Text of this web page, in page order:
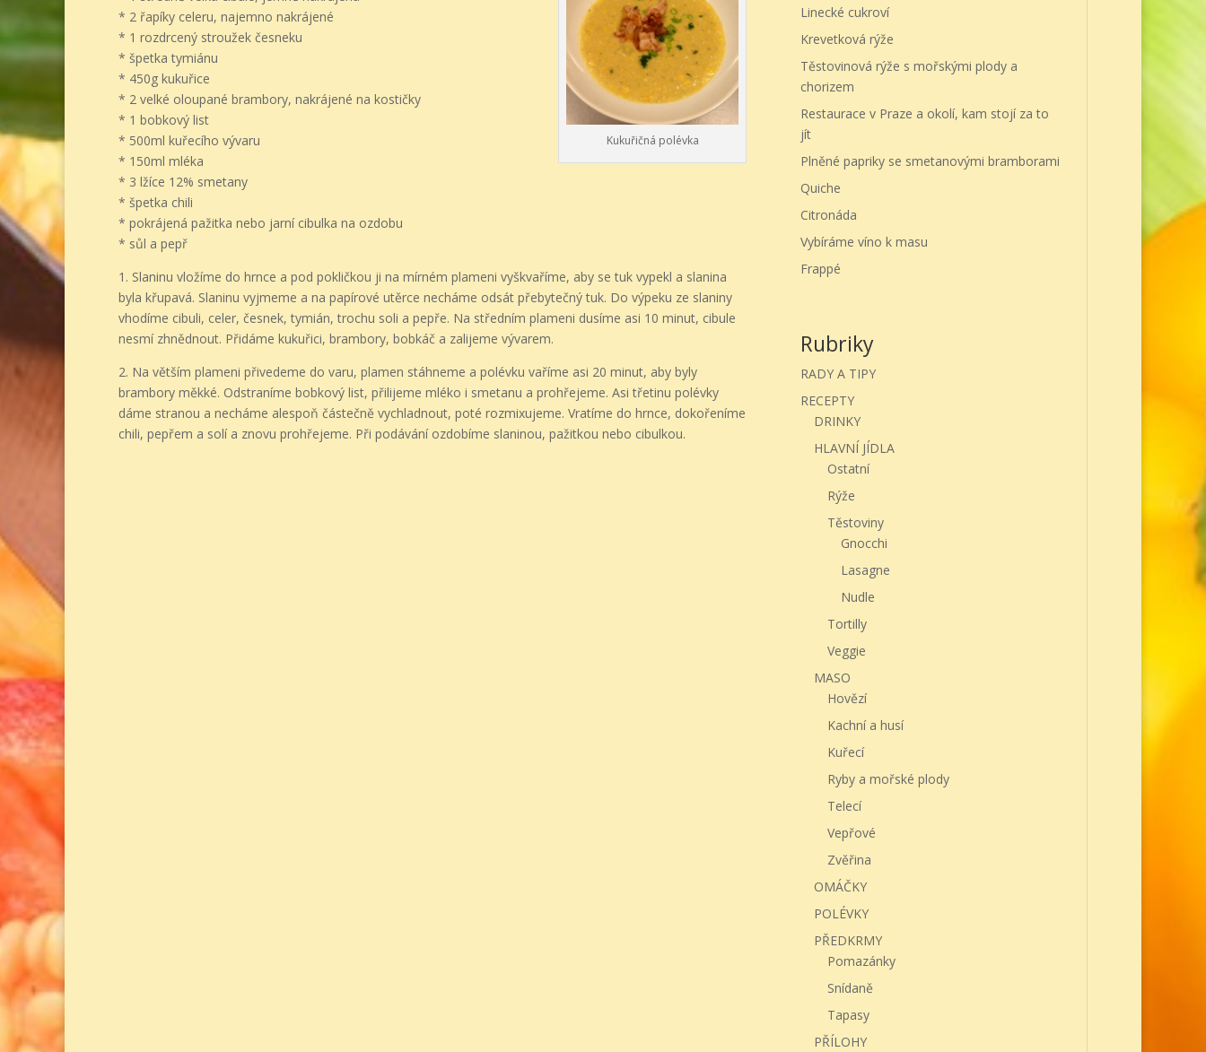
Kukuřičná polévka
* 2 řapíky celeru, najemno nakrájené
* 1 rozdrcený stroužek česneku
* špetka tymiánu
* 450g kukuřice
* 2 velké oloupané brambory, nakrájené na kostičky
* 1 bobkový list
* 500ml kuřecího vývaru
* 150ml mléka
* 3 lžíce 12% smetany
* špetka chili
* pokrájená pažitka nebo jarní cibulka na ozdobu
* sůl a pepř
1. Slaninu vložíme do hrnce a pod pokličkou ji na mírném plameni vyškvaříme, aby se tuk vypekl a slanina
byla křupavá. Slaninu vyjmeme a na papírové utěrce necháme odsát přebytečný tuk. Do výpeku ze slaniny
vhodíme cibuli, celer, česnek, tymián, trochu soli a pepře. Na středním plameni dusíme asi 10 minut, cibule
nesmí zhnědnout. Přidáme kukuřici, brambory, bobkáč a zalijeme vývarem.
2. Na větším plameni přivedeme do varu, plamen stáhneme a polévku vaříme asi 20 minut, aby byly
brambory měkké. Odstraníme bobkový list, přilijeme mléko i smetanu a prohřejeme. Asi třetinu polévky
dáme stranou a necháme alespoň částečně vychladnout, poté rozmixujeme. Vratíme do hrnce, dokořeníme
chili, pepřem a solí a znovu prohřejeme. Při podávání ozdobíme slaninou, pažitkou nebo cibulkou.
Linecké cukroví
Krevetková rýže
Těstovinová rýže s mořskými plody a
chorizem
Restaurace v Praze a okolí, kam stojí za to
jít
Plněné papriky se smetanovými bramborami
Quiche
Citronáda
Vybíráme víno k masu
Frappé
Rubriky
RADY A TIPY
RECEPTY
DRINKY
HLAVNÍ JÍDLA
Ostatní
Rýže
Těstoviny
Gnocchi
Lasagne
Nudle
Tortilly
Veggie
MASO
Hovězí
Kachní a husí
Kuřecí
Ryby a mořské plody
Telecí
Vepřové
Zvěřina
OMÁČKY
POLÉVKY
PŘEDKRMY
Pomazánky
Snídaně
Tapasy
PŘÍLOHY